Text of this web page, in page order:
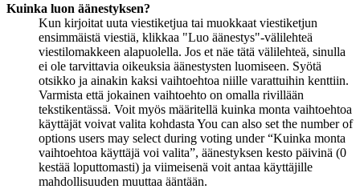
Kuinka luon äänestyksen?
Kun kirjoitat uuta viestiketjua tai muokkaat viestiketjun
ensimmäistä viestiä, klikkaa "Luo äänestys"-välilehteä
viestilomakkeen alapuolella. Jos et näe tätä välilehteä, sinulla
ei ole tarvittavia oikeuksia äänestysten luomiseen. Syötä
otsikko ja ainakin kaksi vaihtoehtoa niille varattuihin kenttiin.
Varmista että jokainen vaihtoehto on omalla rivillään
tekstikentässä. Voit myös määritellä kuinka monta vaihtoehtoa
käyttäjät voivat valita kohdasta You can also set the number of
options users may select during voting under “Kuinka monta
vaihtoehtoa käyttäjä voi valita”, äänestyksen kesto päivinä (0
kestää loputtomasti) ja viimeisenä voit antaa käyttäjille
mahdollisuuden muuttaa ääntään.